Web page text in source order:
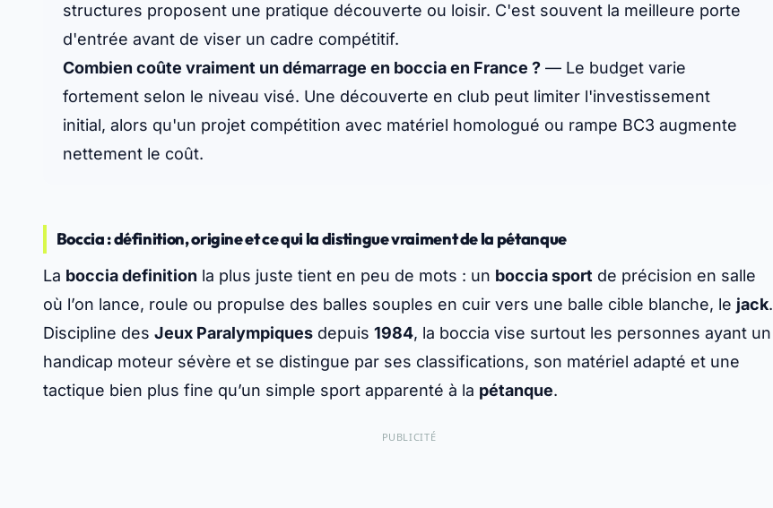
structures proposent une pratique découverte ou loisir. C'est souvent la meilleure porte
d'entrée avant de viser un cadre compétitif.
Combien coûte vraiment un démarrage en boccia en France ? — Le budget varie
fortement selon le niveau visé. Une découverte en club peut limiter l'investissement
initial, alors qu'un projet compétition avec matériel homologué ou rampe BC3 augmente
nettement le coût.
Boccia : définition, origine et ce qui la distingue vraiment de la pétanque
La boccia definition la plus juste tient en peu de mots : un boccia sport de précision en salle
où l’on lance, roule ou propulse des balles souples en cuir vers une balle cible blanche, le jack.
Discipline des Jeux Paralympiques depuis 1984, la boccia vise surtout les personnes ayant un
handicap moteur sévère et se distingue par ses classifications, son matériel adapté et une
tactique bien plus fine qu’un simple sport apparenté à la pétanque.
PUBLICITÉ